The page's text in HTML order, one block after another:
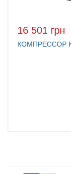
16 501 грн
КОМПРЕССОР